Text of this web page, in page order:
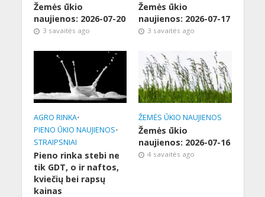
Žemės ūkio
naujienos: 2026-07-20
3 savaitės ago
Žemės ūkio
naujienos: 2026-07-17
3 savaitės ago
AGRO RINKA•
PIENO ŪKIO NAUJIENOS•
STRAIPSNIAI
Pieno rinka stebi ne
tik GDT, o ir naftos,
kviečių bei rapsų
kainas
ŽEMĖS ŪKIO NAUJIENOS
Žemės ūkio
naujienos: 2026-07-16
4 savaitės ago